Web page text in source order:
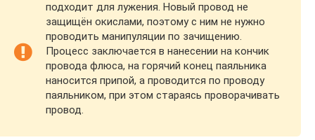
подходит для лужения. Новый провод не
защищён окислами, поэтому с ним не нужно
проводить манипуляции по зачищению.
Процесс заключается в нанесении на кончик
провода флюса, на горячий конец паяльника
наносится припой, а проводится по проводу
паяльником, при этом стараясь проворачивать
провод.